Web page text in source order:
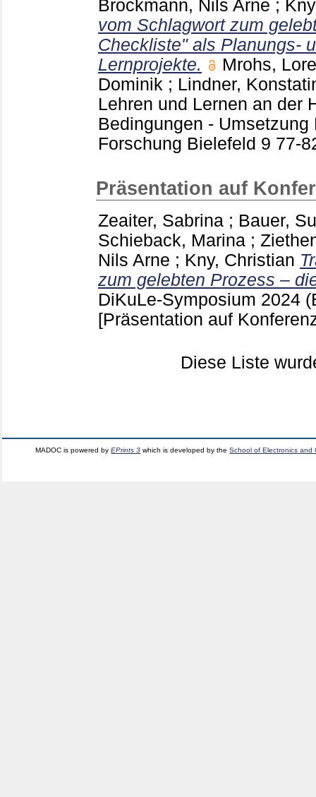
Brockmann, Nils Arne ;
vom Schlagwort zum
Checkliste" als Planungs-
Lernprojekte.
Mrohs,
Dominik ; Lindner,
Lehren und Lernen an der
Bedingungen -
Forschung Bielefeld 9 77-
Präsentation auf
Zeaiter, Sabrina ; Bauer,
Schieback, Marina ;
Nils Arne ; Kny, Christian
zum gelebten Prozess –
DiKuLe-Symposium 2024
[Präsentation auf
Diese Liste
MADOC is powered byEPrints 3 which is developed by theSchool of Electronics and